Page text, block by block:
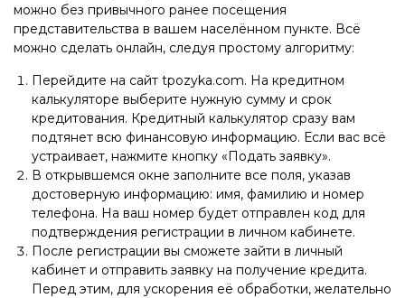
можно без привычного ранее посещения
представительства в вашем населённом пункте. Всё
можно сделать онлайн, следуя простому алгоритму:
Перейдите на сайт tpozyka.com. На кредитном
калькуляторе выберите нужную сумму и срок
кредитования. Кредитный калькулятор сразу вам
подтянет всю финансовую информацию. Если вас всё
устраивает, нажмите кнопку «Подать заявку».
В открывшемся окне заполните все поля, указав
достоверную информацию: имя, фамилию и номер
телефона. На ваш номер будет отправлен код для
подтверждения регистрации в личном кабинете.
После регистрации вы сможете зайти в личный
кабинет и отправить заявку на получение кредита.
Перед этим, для ускорения её обработки, желательно